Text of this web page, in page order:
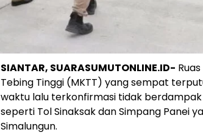
SIANTAR, SUARASUMUTONLINE.ID-
Tebing Tinggi (MKTT) yang sempat
waktu lalu terkonfirmasi tidak berdampak
seperti Tol Sinaksak dan Simpang Panei
Simalungun.